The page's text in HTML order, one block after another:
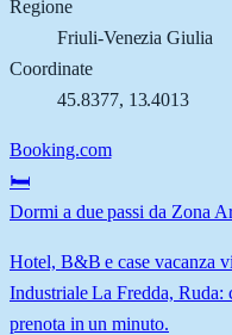
Regione
Friuli-Venezia Giulia
Coordinate
45.8377, 13.4013
Booking.com
🛏️
Dormi a due passi da Zona
Hotel, B&B e case vacanza
Industriale La Fredda, Ruda:
prenota in un minuto.